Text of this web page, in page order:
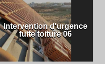
Intervention d'urgence
fuite toiture 06